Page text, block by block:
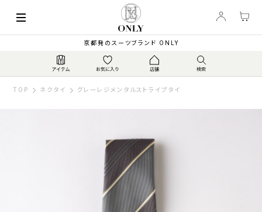
京都発のスーツブランド ONLY
TOP ネクタイ グレーレジメンタルストライプタイ